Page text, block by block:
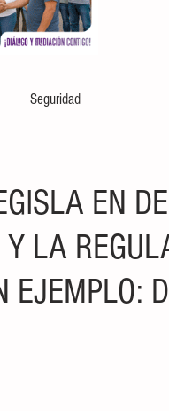
Seguridad
EN
LA
EJEMPLO: